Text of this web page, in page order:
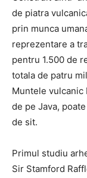
de piatra
prin munca
reprezentare a
pentru 1.500 de
totala de patru
Muntele vulcanic
de pe Java,
de sit.
Primul studiu
Sir Stamford